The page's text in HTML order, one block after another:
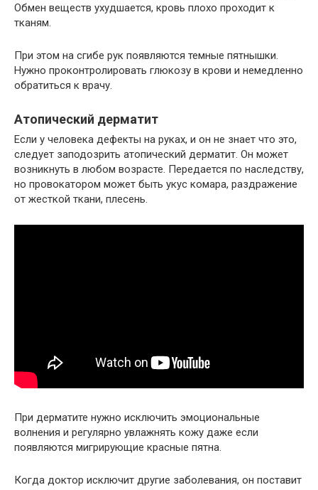
Обмен веществ ухудшается, кровь плохо проходит к
тканям.
При этом на сгибе рук появляются темные пятнышки.
Нужно проконтролировать глюкозу в крови и немедленно
обратиться к врачу.
Атопический дерматит
Если у человека дефекты на руках, и он не знает что это,
следует заподозрить атопический дерматит. Он может
возникнуть в любом возрасте. Передается по наследству,
но провокатором может быть укус комара, раздражение
от жесткой ткани, плесень.
При дерматите нужно исключить эмоциональные
волнения и регулярно увлажнять кожу даже если
появляются мигрирующие красные пятна.
Когда доктор исключит другие заболевания, он поставит